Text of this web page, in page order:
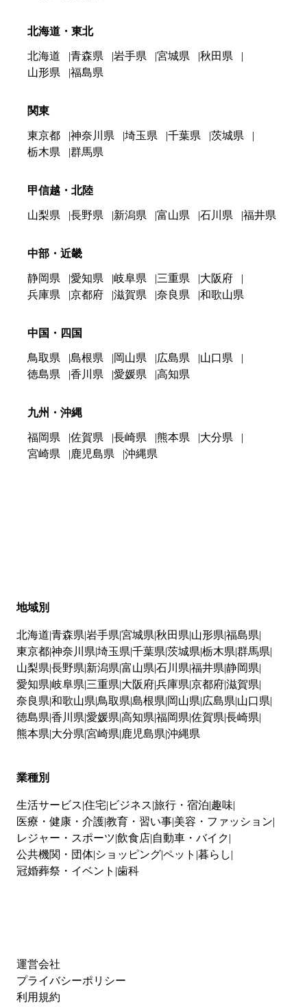
北海道・東北
北海道 青森県 岩手県 宮城県
秋田県
山形県
福島県
関東
東京都 神奈川県 埼玉県 千葉県
茨城県
栃木県
群馬県
甲信越・北陸
山梨県 長野県 新潟県 富山県 石川県 福井県
中部・近畿
静岡県 愛知県 岐阜県 三重県
大阪府
兵庫県
京都府 滋賀県 奈良県 和歌山県
中国・四国
鳥取県 島根県 岡山県 広島県
山口県
徳島県
香川県 愛媛県 高知県
九州・沖縄
福岡県 佐賀県 長崎県 熊本県
大分県
宮崎県
鹿児島県 沖縄県
地域別
北海道 青森県 岩手県 宮城県 秋田県 山形県 福島県
東京都神奈川県 埼玉県 千葉県 茨城県 栃木県 群馬県
山梨県 長野県 新潟県 富山県 石川県 福井県 静岡県
愛知県 岐阜県 三重県 大阪府兵庫県 京都府滋賀県
奈良県 和歌山県 鳥取県 島根県 岡山県 広島県 山口県
徳島県 香川県 愛媛県 高知県 福岡県 佐賀県 長崎県
熊本県 大分県 宮崎県 鹿児島県 沖縄県
業種別
生活サービス 住宅 ビジネス 旅行・宿泊 趣味
医療・健康・介護教育・習い事 美容・ファッション
レジャー・スポーツ 飲食店 自動車・バイク
公共機関・団体 ショッピングペット 暮らし
冠婚葬祭・イベント 歯科
運営会社
プライバシーポリシー
利用規約